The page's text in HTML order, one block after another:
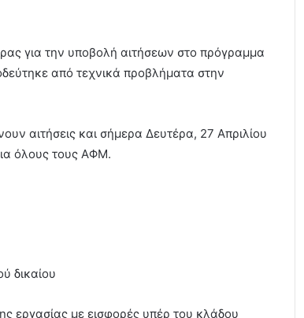
για την υποβολή αιτήσεων στο πρόγραμμα
από τεχνικά προβλήματα στην
αιτήσεις και σήμερα Δευτέρα, 27 Απριλίου
όλους τους ΑΦΜ.
δικαίου
εργασίας με εισφορές υπέρ του κλάδου